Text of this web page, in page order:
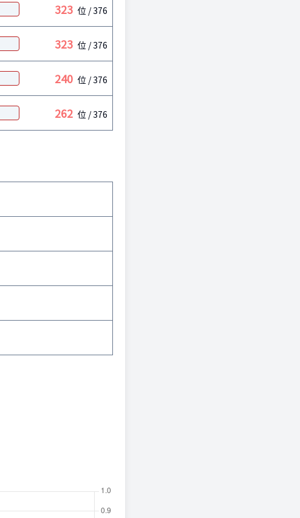
323 位 /376
323 位 /376
240 位 /376
262 位 /376